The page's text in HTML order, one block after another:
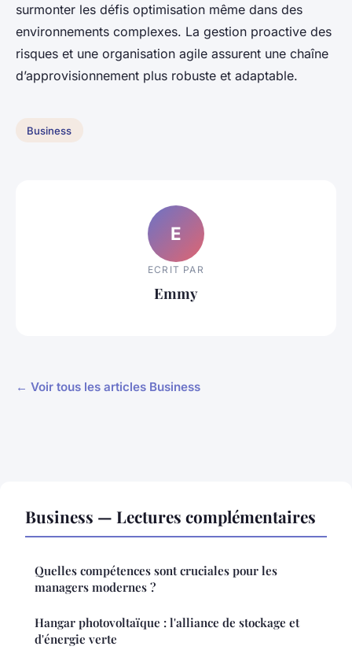
surmonter les défis optimisation même dans des
environnements complexes. La gestion proactive des
risques et une organisation agile assurent une chaîne
d’approvisionnement plus robuste et adaptable.
Business
E
ECRIT PAR
Emmy
← Voir tous les articles Business
Business — Lectures complémentaires
Quelles compétences sont cruciales pour les
managers modernes ?
Hangar photovoltaïque : l'alliance de stockage et
d'énergie verte